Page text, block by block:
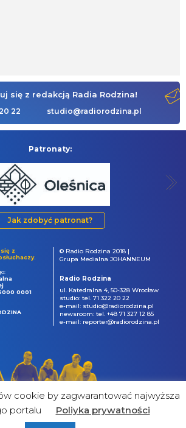
się z redakcją Radia Rodzina!
22 studio@radiorodzina.pl
Patronaty:
Jak zdobyć patronat?
z
0001
© Radio Rodzina 2018 |
Grupa Medialna JOHANNEUM
Radio Rodzina
ul. Katedralna 4, 50-328 Wrocław
studio: tel. 71 322 20 22
e-mail: studio@radiorodzina.pl
newsroom: tel. +48 71 327 12 85
e-mail: reporter@radiorodzina.pl
cookie by zagwarantować najwyższa
portalu
Poliyka prywatności